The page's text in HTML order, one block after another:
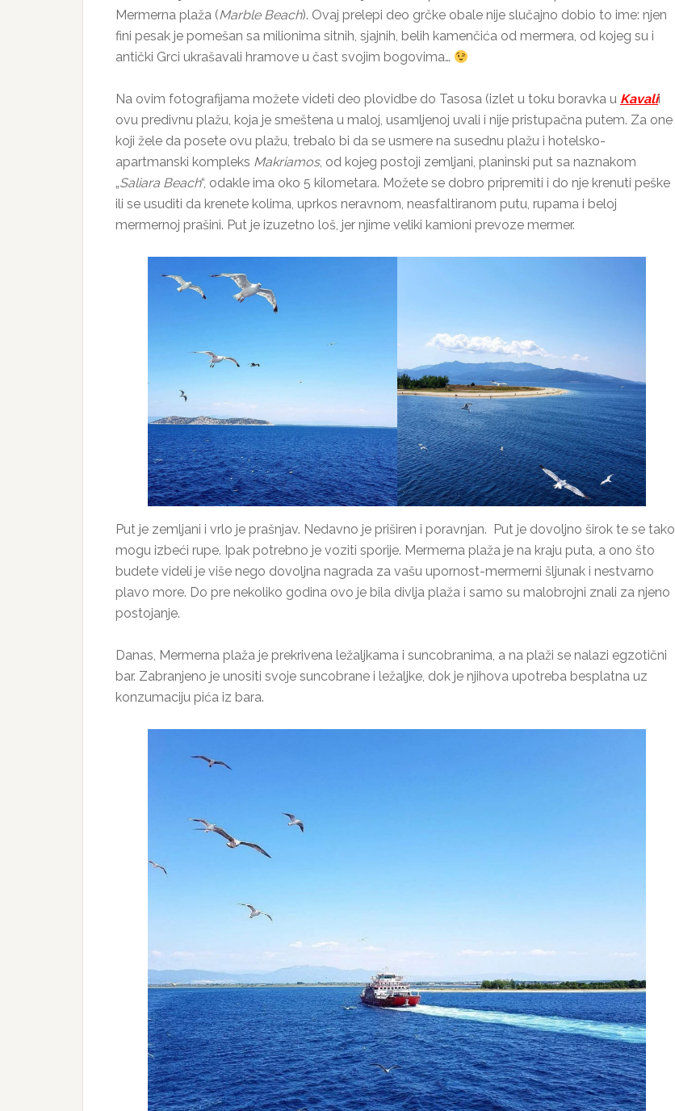
Mermerna plaža (Marble Beach). Ovaj prelepi deo grčke obale nije slučajno dobio to ime: njen
fini pesak je pomešan sa milionima sitnih, sjajnih, belih kamenčića od mermera, od kojeg su i
antički Grci ukrašavali hramove u čast svojim bogovima…
Na ovim fotografijama možete videti deo plovidbe do Tasosa (izlet u toku boravka u Kavalii
ovu predivnu plažu, koja je smeštena u maloj, usamljenoj uvali i nije pristupačna putem. Za one
koji žele da posete ovu plažu, trebalo bi da se usmere na susednu plažu i hotelsko-
apartmanski kompleks Makriamos, od kojeg postoji zemljani, planinski put sa naznakom
„Saliara Beach“, odakle ima oko 5 kilometara. Možete se dobro pripremiti i do nje krenuti peške
ili se usuditi da krenete kolima, uprkos neravnom, neasfaltiranom putu, rupama i beloj
mermernoj prašini. Put je izuzetno loš, jer njime veliki kamioni prevoze mermer.
Put je zemljani i vrlo je prašnjav. Nedavno je priširen i poravnjan. Put je dovoljno širok te se tako
mogu izbeći rupe. Ipak potrebno je voziti sporije. Mermerna plaža je na kraju puta, a ono što
budete videli je više nego dovoljna nagrada za vašu upornost-mermerni šljunak i nestvarno
plavo more. Do pre nekoliko godina ovo je bila divlja plaža i samo su malobrojni znali za njeno
postojanje.
Danas, Mermerna plaža je prekrivena ležaljkama i suncobranima, a na plaži se nalazi egzotični
bar. Zabranjeno je unositi svoje suncobrane i ležaljke, dok je njihova upotreba besplatna uz
konzumaciju pića iz bara.